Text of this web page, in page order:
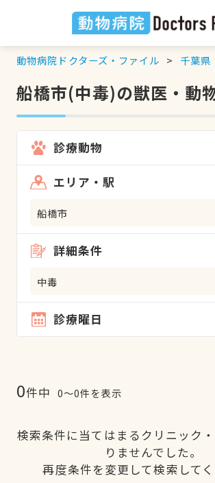
動物病院ドクターズ・ファイル 千葉県
船橋市(中毒)の獣医・動
診療動物
エリア・駅
船橋市
詳細条件
中毒
診療曜日
0件中 0〜0件を表示
検索条件に当てはまるクリニック
りませんでした。
再度条件を変更して検索してく